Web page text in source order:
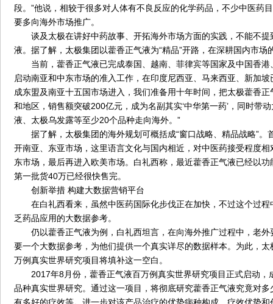
段。”他说，相较于很多对人体有不良反应的化学药品，不少中医药
要多向海外市场推广。
谈及太极在讲好中药故事、开拓海外市场方面的实践，不能不提
液。据了解，太极集团以藿香正气液为“精品”开路，在深耕国内市场
当前，藿香正气液已完成泰国、越南、菲律宾等国家及中国香港
启动南亚和中东市场的准入工作，在印度尼西亚、马来西亚、新加
成东盟及南亚十五国市场进入，我们准备用十年时间，把太极藿香
和地区，销售额突破200亿元，成为名副其实‘中华第一药’，同时带
液、太极乌发露等至少20个品种走向海外。”
据了解，太极集团的海外规划可概括成“窗口战略、精品战略”。
开南亚、东亚市场，这里语言文化与国内相近，对中医药接受程度
东市场，最后再进入欧美市场。白礼西称，最近藿香正气液已经以
第一批货40万已经很快售完。
创新举措 构建大数据营销平台
在白礼西看来，虽然中医药国际化步伐正在加快，不过这个过程
乏药品应用的大数据参考。
仍以藿香正气液为例，白礼西坦言，在向海外推广过程中，老外
要一个大数据参考，为他们提供一个真实详尽的数据样本。为此，
万例真实世界研究项目将填补这一空白。
2017年8月份，藿香正气液百万例真实世界研究项目正式启动，
品种真实世界研究。通过这一项目，将彻底研究藿香正气液究竟对